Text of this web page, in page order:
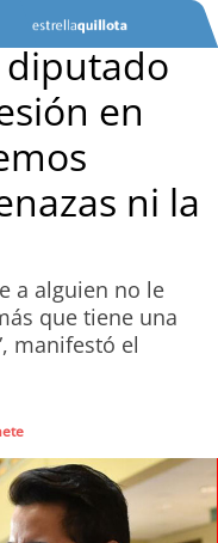
diputado
en
ni la
a alguien no le
que tiene una
manifestó el